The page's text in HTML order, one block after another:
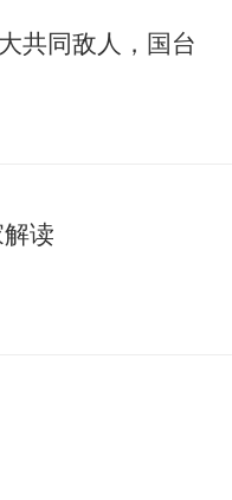
共同敌人，国台
读